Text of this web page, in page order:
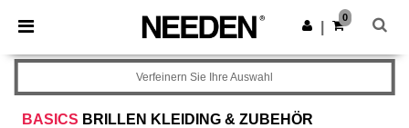
× Needen App
Bessere Preise in der App!
App holen
0
BASICS BRILLEN KLEIDING & ZUBEHÖR
Verfeinern Sie Ihre Auswahl